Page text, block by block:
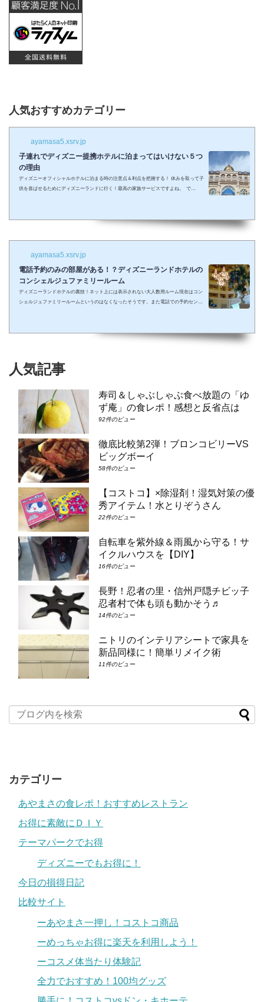
人気おすすめカテゴリー
ayamasa5.xsrv.jp
子連れでディズニー提携ホテルに泊まってはいけない５つ
の理由
ディズニーオフィシャルホテルに泊まる時の注意点＆利点を把握する！ 休みを取って子
供を喜ばせるためにディズニーランドに行く！最高の家族サービスですよね。 で
ラした夢の国を可愛い我が子に見せたかったのに・・・。 そんな時、「ディズニーラ...
ayamasa5.xsrv.jp
電話予約のみの部屋がある！？ディズニーランドホテルの
コンシェルジュファミリールーム
ディズニーランドホテルの裏技！ネット上には表示されない大人数用ルーム現在はコン
シェルジュファミリールームというのはなくなったそうです。また電話での予約センタ
ュ・スーペリアルーム（パークビュー）（7-8階）④コンシェルジュ・デラックスルー
人気記事
寿司＆しゃぶしゃぶ食べ放題の「ゆ
ず庵」の食レポ！感想と反省点は
92件のビュー
徹底比較第2弾！ブロンコビリーVS
ビッグボーイ
58件のビュー
【コストコ】×除湿剤！湿気対策の優
秀アイテム！水とりぞうさん
22件のビュー
自転車を紫外線＆雨風から守る！サ
イクルハウスを【DIY】
16件のビュー
長野！忍者の里・信州戸隠チビッ子
忍者村で体も頭も動かそう♬
14件のビュー
ニトリのインテリアシートで家具を
新品同様に！簡単リメイク術
11件のビュー
カテゴリー
あやまさの食レポ！おすすめレストラン
お得に素敵にＤＩＹ
テーマパークでお得
ディズニーでもお得に！
今日の損得日記
比較サイト
ーあやまさ一押し！コストコ商品
ーめっちゃお得に楽天を利用しよう！
ーコスメ体当たり体験記
全力でおすすめ！100均グッズ